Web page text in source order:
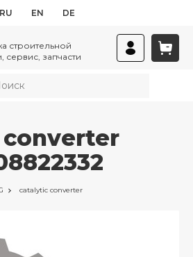
RU EN DE
строительной
сервис, запчасти
catalytic converter